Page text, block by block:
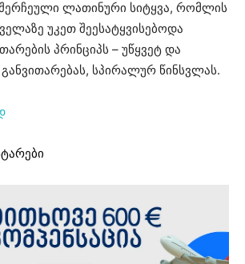
შერჩეული ლათინური სიტყვა, რომლის
უკეთ შეესატყვისებოდა
პრინციპს – უწყვეტ და
სპირალურ წინსვლას.